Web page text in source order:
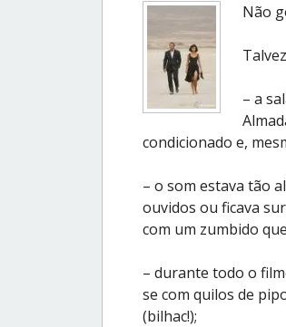
Não
– a
condicionado e,
– o som estava tão
ouvidos ou ficava
com um zumbido
– durante todo o
se com quilos de
(bilhac!);